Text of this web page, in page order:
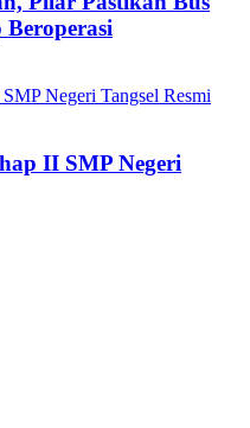
Beroperasi
II SMP Negeri